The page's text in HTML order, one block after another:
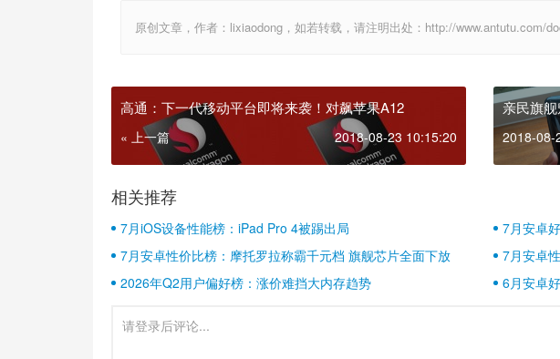
原创文章，作者：lixiaodong，如若转载，请注明出处：http://www.antutu.com/
高通：下一代移动平台即将来袭！对飙苹果A12
« 上一篇 2018-08-23 10:15:20
亲民旗
2018-08-
相关推荐
7月iOS设备性能榜：iPad Pro 4被踢出局
7月安卓
壁江山
7月安卓性价比榜：摩托罗拉称霸千元档 旗舰芯片全面下放
7月安卓
2026年Q2用户偏好榜：涨价难挡大内存趋势
6月安卓